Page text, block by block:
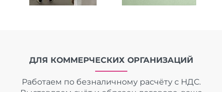
ДЛЯ КОММЕРЧЕСКИХ ОРГАНИЗАЦИЙ
Работаем по безналичному расчёту с НДС.